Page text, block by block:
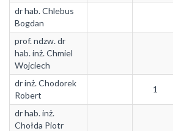
dr hab. Chlebus
Bogdan
prof. ndzw. dr
hab. inż. Chmiel
Wojciech
dr inż. Chodorek
Robert
1
dr hab. inż.
Chołda Piotr